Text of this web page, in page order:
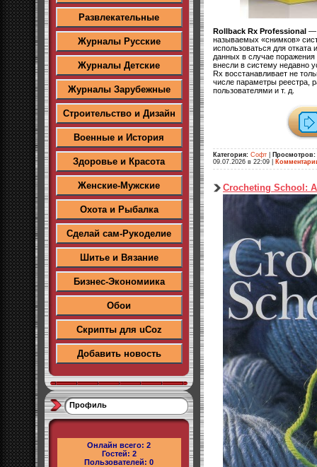
Развлекательные
Журналы Русские
Журналы Детские
Журналы Зарубежные
Строительство и Дизайн
Военные и История
Здоровье и Красота
Женские-Мужские
Охота и Рыбалка
Сделай сам-Рукоделие
Шитье и Вязание
Бизнес-Экономиика
Обои
Скрипты для uCoz
Добавить новость
Профиль
Онлайн всего: 2
Гостей: 2
Пользователей: 0
Rollback Rx Professional —
называемых «снимков»
использоваться для отката
данных в случае
внесли в систему недавно
Rx восстанавливает не
числе параметры реестра,
пользователями и т. д.
Категория: Софт Просмотров:
09.07.2026 в 22:09
Crocheting School: